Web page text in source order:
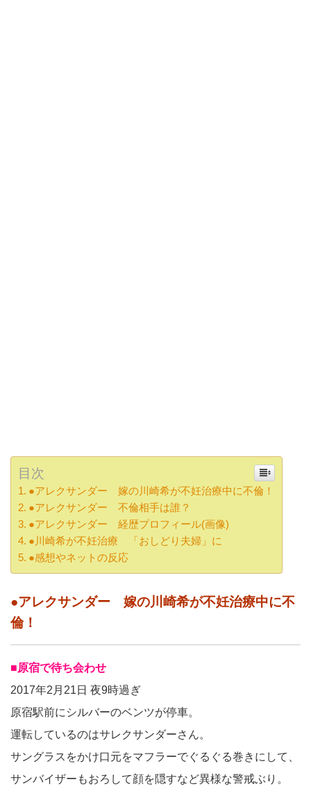
目次
●アレクサンダー 嫁の川崎希が不妊治療中に不倫！
●アレクサンダー 不倫相手は誰？
●アレクサンダー 経歴プロフィール(画像)
●川崎希が不妊治療 「おしどり夫婦」に
●感想やネットの反応
●アレクサンダー 嫁の川崎希が不妊治療中に不
倫！
■原宿で待ち会わせ
2017年2月21日 夜9時過ぎ
原宿駅前にシルバーのベンツが停車。
運転しているのはサレクサンダーさん。
サングラスをかけ口元をマフラーでぐるぐる巻きにして、
サンバイザーもおろして顔を隠すなど異様な警戒ぶり。